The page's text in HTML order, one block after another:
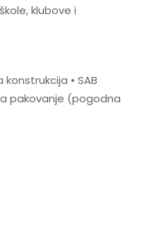
klubove i
• SAB
pakovanje (pogodna